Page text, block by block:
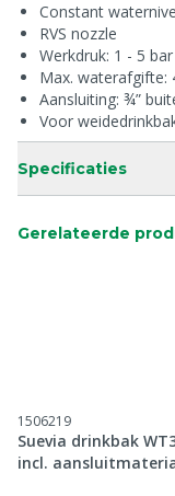
Constant
RVS nozzle
Werkdruk: 1 - 5 bar
Max. waterafgifte:
Aansluiting: ¾”
Voor
Specificaties
Gerelateerde
1506219
Suevia drinkbak
incl.